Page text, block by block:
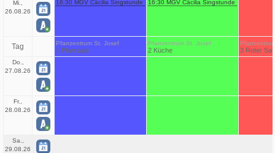
Mi.,
26.08.26
16:30 MGV Cäcilia Singstunde 16:30 MGV Cäcilia Singstunde
Tag Pfarrzentrum St. Josef
1 Pfarrsaal
Pfarrzentrum St. Josef
2 Küche 3 Roter
Do.,
27.08.26
Fr.,
28.08.26
Sa.,
29.08.26